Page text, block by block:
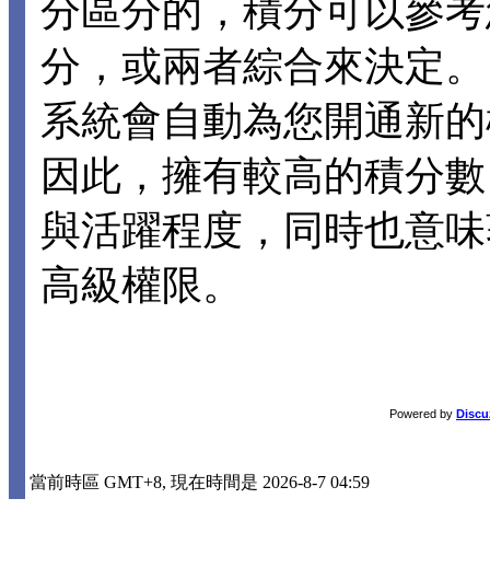
分區分的，積分可以參
分，或兩者綜合來決定
系統會自動為您開通新
因此，擁有較高的積分
與活躍程度，同時也意
高級權限。
Powered by
當前時區 GMT+8, 現在時間是 2026-8-7 04:59